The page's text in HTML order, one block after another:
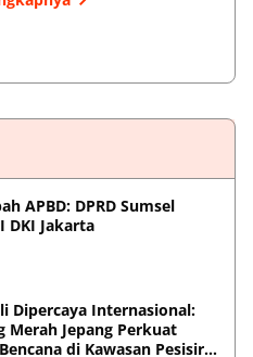
APBD: DPRD Sumsel
DKI Jakarta
Dipercaya Internasional:
Merah Jepang Perkuat
di Kawasan Pesisir